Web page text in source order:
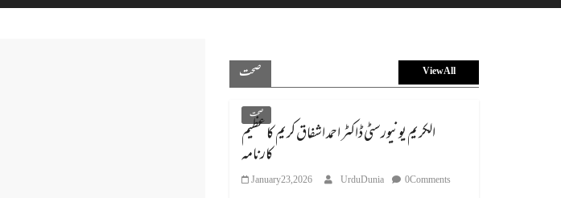
صحت View All
صحت
الکریم یونیورسٹی ڈاکٹر احمد اشفاق کریم کا عظیم
کارنامہ
January 23, 2026 UrduDunia 0 Comments